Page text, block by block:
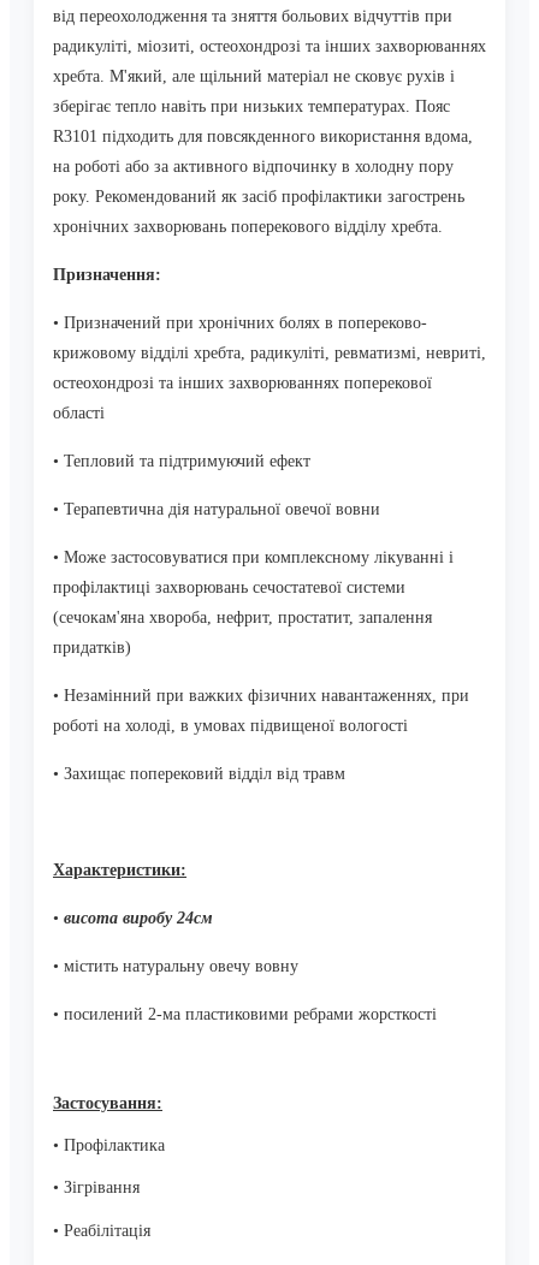
від переохолодження та зняття больових відчуттів при
радикуліті, міозиті, остеохондрозі та інших захворюваннях
хребта. М'який, але щільний матеріал не сковує рухів і
зберігає тепло навіть при низьких температурах. Пояс
R3101 підходить для повсякденного використання вдома,
на роботі або за активного відпочинку в холодну пору
року. Рекомендований як засіб профілактики загострень
хронічних захворювань поперекового відділу хребта.
Призначення:
• Призначений при хронічних болях в попереково-
крижовому відділі хребта, радикуліті, ревматизмі, невриті,
остеохондрозі та інших захворюваннях поперекової
області
• Тепловий та підтримуючий ефект
• Терапевтична дія натуральної овечої вовни
• Може застосовуватися при комплексному лікуванні і
профілактиці захворювань сечостатевої системи
(сечокам'яна хвороба, нефрит, простатит, запалення
придатків)
• Незамінний при важких фізичних навантаженнях, при
роботі на холоді, в умовах підвищеної вологості
• Захищає поперековий відділ від травм
Характеристики:
• висота виробу 24см
• містить натуральну овечу вовну
• посилений 2-ма пластиковими ребрами жорсткості
Застосування:
• Профілактика
• Зігрівання
• Реабілітація